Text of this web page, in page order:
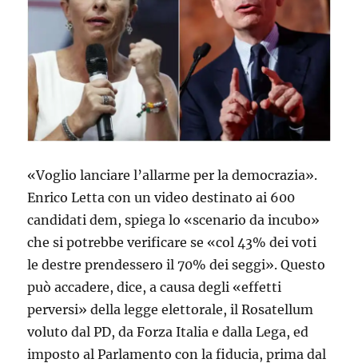
«Voglio lanciare l’allarme per la democrazia».
Enrico Letta con un video destinato ai 600
candidati dem, spiega lo «scenario da incubo»
che si potrebbe verificare se «col 43% dei voti
le destre prendessero il 70% dei seggi». Questo
può accadere, dice, a causa degli «effetti
perversi» della legge elettorale, il Rosatellum
voluto dal PD, da Forza Italia e dalla Lega, ed
imposto al Parlamento con la fiducia, prima dal